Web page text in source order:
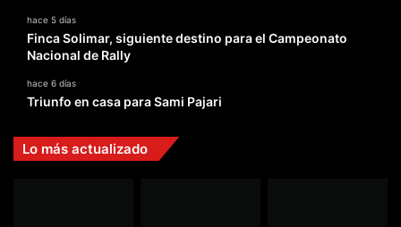
hace 5 días
Finca Solimar, siguiente destino para el Campeonato
Nacional de Rally
hace 6 días
Triunfo en casa para Sami Pajari
Lo más actualizado